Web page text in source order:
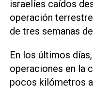
israelíes caídos
operación
de tres semanas
En los últimos
operaciones en la
pocos kilómetros